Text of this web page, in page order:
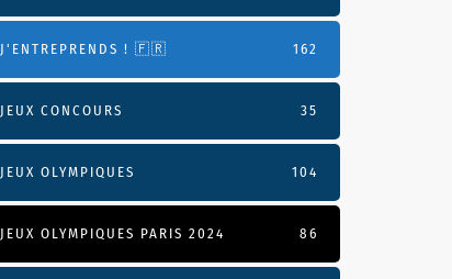
J'ENTREPRENDS ! 🇫🇷 162
JEUX CONCOURS 35
JEUX OLYMPIQUES 104
JEUX OLYMPIQUES PARIS 2024 86